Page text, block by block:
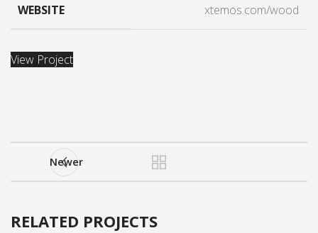
WEBSITE xtemos.com/wood
View Project
Newer
RELATED PROJECTS